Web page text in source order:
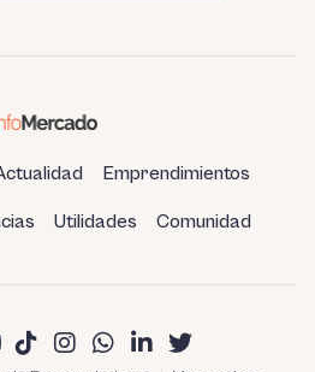
Emprendimientos
Utilidades Comunidad